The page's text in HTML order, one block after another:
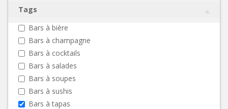
Tags
Bars à bière
Bars à champagne
Bars à cocktails
Bars à salades
Bars à soupes
Bars à sushis
Bars à tapas